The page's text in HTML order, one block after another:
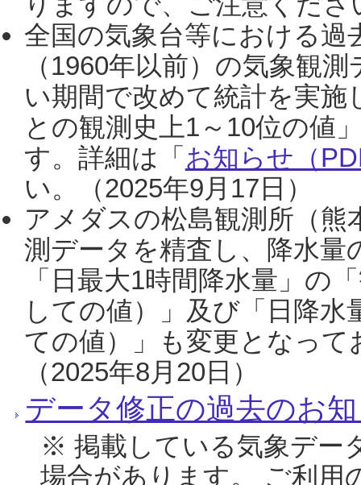
全国の気象台等における過
（1960年以前）の気象観
い期間で改めて統計を実
との観測史上1～10位の値
す。詳細は「 お知らせ（
い。（2025年9月17日）
アメダスの松島観測所（熊
測データを精査し、降水
「日最大1時間降水量」の
しての値）」及び「日降
ての値）」も変更となっ
（2025年8月20日）
データ修正の過去のお
※ 掲載している気象デー
場合があります。 ご利用